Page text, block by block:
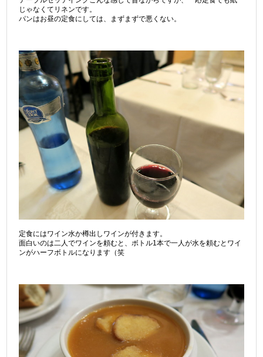
じゃなくてリネンです。
パンはお昼の定食にしては、まずまずで悪くない。
定食にはワイン水か樽出しワインが付きます。
面白いのは二人でワインを頼むと、ボトル1本で一人が水を頼むとワイ
ンがハーフボトルになります（笑